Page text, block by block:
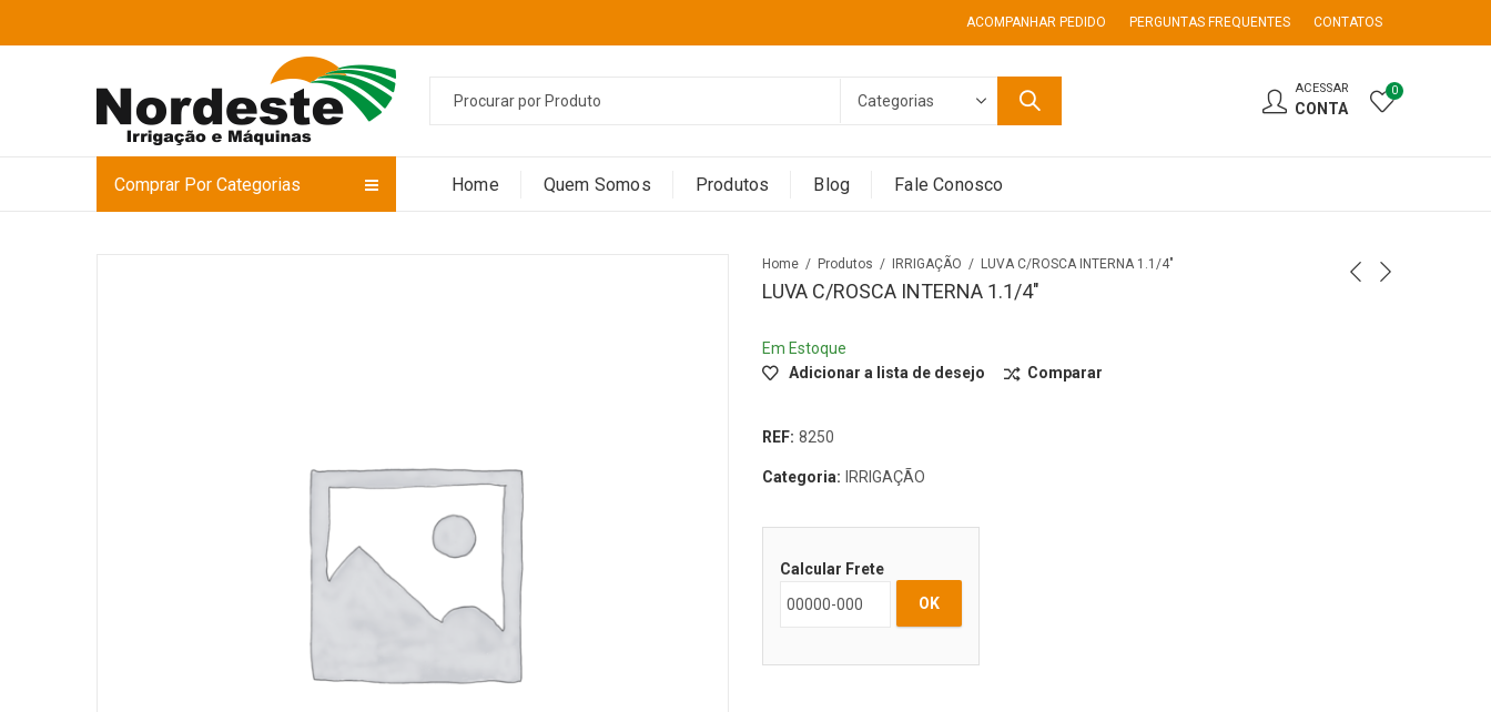
ACOMPANHAR PEDIDO PERGUNTAS FREQUENTES CONTATOS
ACESSAR
CONTA
0
Comprar Por Categorias Home Quem Somos Produtos Blog Fale Conosco
Home Produtos IRRIGAÇÃO LUVA C/ROSCA INTERNA 1.1/4″
LUVA C/ROSCA INTERNA 1.1/4″
Em Estoque
Adicionar a lista de desejo
Comparar
REF: 8250
Categoria: IRRIGAÇÃO
Calcular Frete
OK